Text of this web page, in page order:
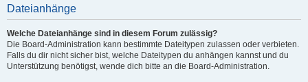
Dateianhänge
Welche Dateianhänge sind in diesem Forum zulässig?
Die Board-Administration kann bestimmte Dateitypen zulassen oder verbieten.
Falls du dir nicht sicher bist, welche Dateitypen du anhängen kannst und du
Unterstützung benötigst, wende dich bitte an die Board-Administration.